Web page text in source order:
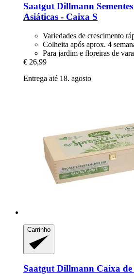
Saatgut Dillmann
Asiáticas -​ Caixa S
Variedades de crescimento
Colheita após aprox. 4
Para jardim e floreiras de
€ 26,99
Entrega até 18. agosto
Carrinho
Saatgut Dillmann Caixa